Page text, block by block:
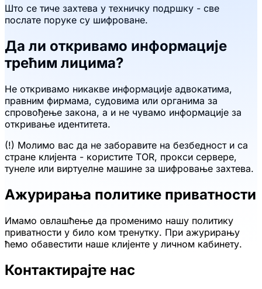
Што се тиче захтева у техничку подршку - све
послате поруке су шифроване.
Да ли откривамо информације
трећим лицима?
Не откривамо никакве информације адвокатима,
правним фирмама, судовима или органима за
спровођење закона, а и не чувамо информације за
откривање идентитета.
(!) Молимо вас да не заборавите на безбедност и са
стране клијента - користите TOR, прокси сервере,
тунеле или виртуелне машине за шифровање захтева.
Ажурирања политике приватности
Имамо овлашћење да променимо нашу политику
приватности у било ком тренутку. При ажурирању
ћемо обавестити наше клијенте у личном кабинету.
Контактирајте нас